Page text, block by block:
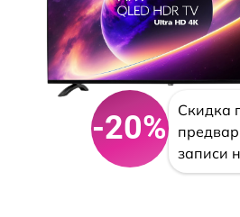
-20%
Скидка
записи